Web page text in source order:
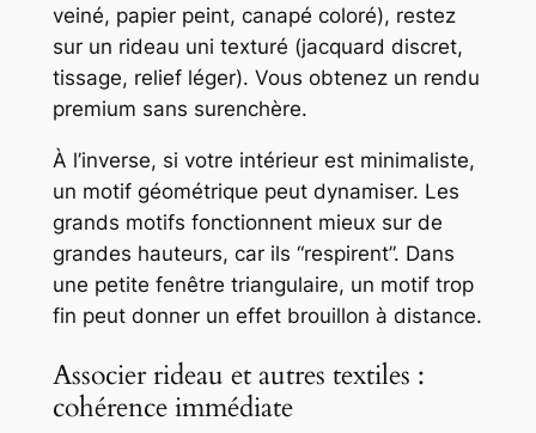
veiné, papier peint, canapé coloré), restez
sur un rideau uni texturé (jacquard discret,
tissage, relief léger). Vous obtenez un rendu
premium sans surenchère.
À l’inverse, si votre intérieur est minimaliste,
un motif géométrique peut dynamiser. Les
grands motifs fonctionnent mieux sur de
grandes hauteurs, car ils “respirent”. Dans
une petite fenêtre triangulaire, un motif trop
fin peut donner un effet brouillon à distance.
Associer rideau et autres textiles :
cohérence immédiate